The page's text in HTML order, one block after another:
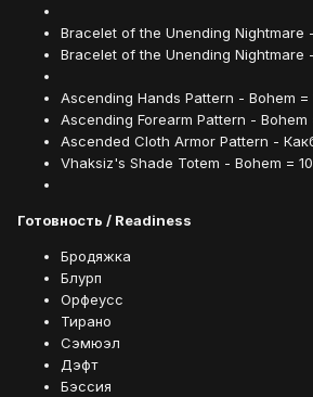
Bracelet of the Unending
Bracelet of the Unending Nightmare
Ascending Hands Pattern - Bohem =
Ascending Forearm Pattern - Bohem
Ascended Cloth Armor Pattern -
Vhaksiz's Shade Totem - Bohem = 10
Готовность / Readiness
Бродяжка
Блурп
Орфеусс
Тирано
Сэмюэл
Дэфт
Бэссия